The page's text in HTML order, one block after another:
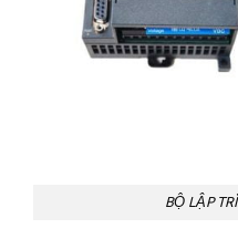
BỘ LẬP